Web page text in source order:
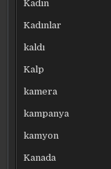
Kadın
Kadınlar
kaldı
Kalp
kamera
kampanya
kamyon
Kanada